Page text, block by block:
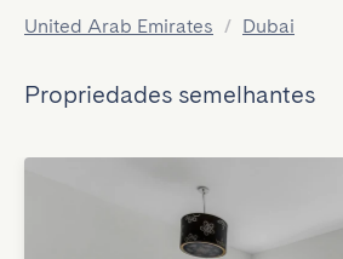
United Arab Emirates / Dubai
Propriedades semelhantes